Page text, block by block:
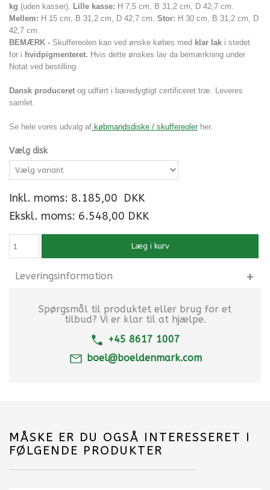
kg (uden kasser). Lille kasse: H 7,5 cm, B 31,2 cm, D 42,7 cm.
Mellem: H 15 cm, B 31,2 cm, D 42,7 cm. Stor: H 30 cm, B 31,2 cm, D
42,7 cm.
BEMÆRK - Skuffereolen kan ved ønske købes med klar lak i stedet
for i hvidpigmenteret. Hvis dette ønskes lav da bemærkning under
Notat ved bestilling.
Dansk produceret og udført i bæredygtigt certificeret træ. Leveres
samlet.
Se hele vores udvalg af købmandsdiske / skuffereoler her.
Vælg disk
Inkl. moms: 8.185,00 DKK
Ekskl. moms: 6.548,00 DKK
Læg i kurv
Leveringsinformation
Spørgsmål til produktet eller brug for et
tilbud? Vi er klar til at hjælpe.
+45 8617 1007
boel@boeldenmark.com
MÅSKE ER DU OGSÅ INTERESSERET I
FØLGENDE PRODUKTER